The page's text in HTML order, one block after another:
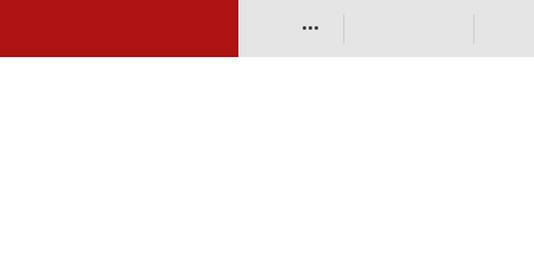
•••